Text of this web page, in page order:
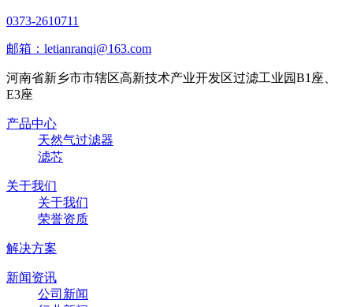
0373-2610711
邮箱：letianranqi@163.com
河南省新乡市市辖区高新技术产业开发区过滤工业园B1座、
E3座
产品中心
天然气过滤器
滤芯
关于我们
关于我们
荣誉资质
解决方案
新闻资讯
公司新闻